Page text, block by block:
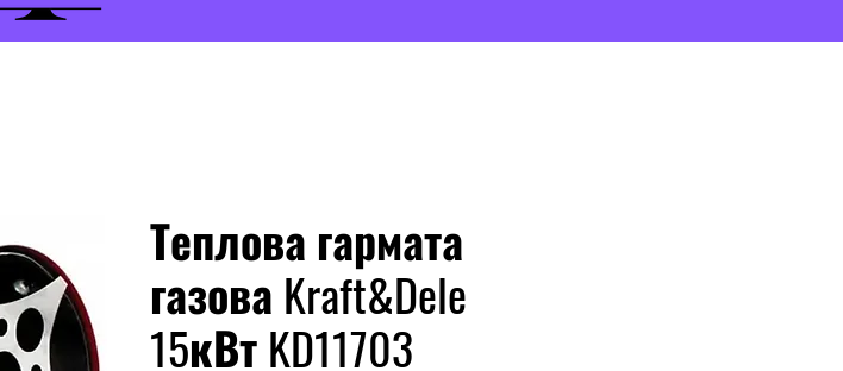
Теплова гармата
газова Kraft&Dele
15кВт KD11703